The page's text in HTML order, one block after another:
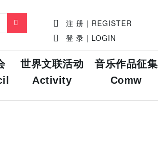
注 册 | REGISTER
登 录 | LOGIN
世界文联活动
Activity
音乐作品征集
Comw